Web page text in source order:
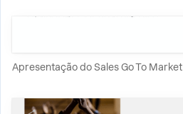
Apresentação do Sales Go To Market